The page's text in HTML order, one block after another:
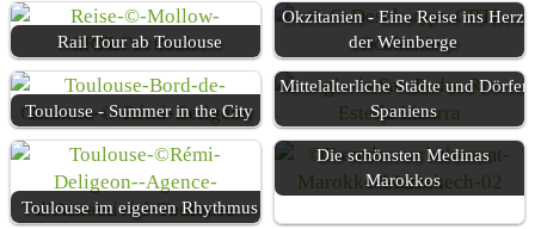
Rail Tour ab Toulouse
Okzitanien - Eine Reise ins Herz
der Weinberge
Toulouse - Summer in the City
Mittelalterliche Städte und Dörfer
Spaniens
Toulouse im eigenen Rhythmus
Die schönsten Medinas
Marokkos